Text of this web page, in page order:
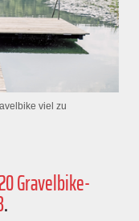
viel zu
Gravelbike-
.